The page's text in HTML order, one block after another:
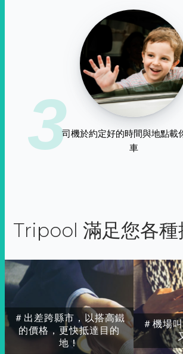
3司機於約定好的時間與地點載
車
Tripool 滿足您各種
＃出差跨縣市，以搭高鐵
的價格，更快抵達目的
地！
＃機場